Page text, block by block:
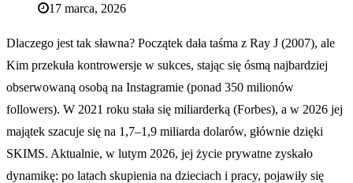
17 marca, 2026
Dlaczego jest tak sławna? Początek dała taśma z Ray J (2007), ale
Kim przekuła kontrowersje w sukces, stając się ósmą najbardziej
obserwowaną osobą na Instagramie (ponad 350 milionów
followers). W 2021 roku stała się miliarderką (Forbes), a w 2026 jej
majątek szacuje się na 1,7–1,9 miliarda dolarów, głównie dzięki
SKIMS. Aktualnie, w lutym 2026, jej życie prywatne zyskało
dynamikę: po latach skupienia na dzieciach i pracy, pojawiły się